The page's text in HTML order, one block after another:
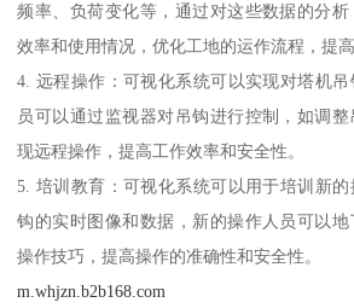
频率、负荷变化等，通过对这些数据的分
效率和使用情况，优化工地的运作流程，提高
4. 远程操作：可视化系统可以实现对塔机
员可以通过监视器对吊钩进行控制，如调
现远程操作，提高工作效率和安全性。
5. 培训教育：可视化系统可以用于培训新
钩的实时图像和数据，新的操作人员可以
操作技巧，提高操作的准确性和安全性。
m.whjzn.b2b168.com